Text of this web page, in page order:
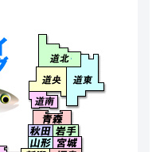
北海道北
北海道東
北海道央
北海道南
青森県
岩手県
秋田県